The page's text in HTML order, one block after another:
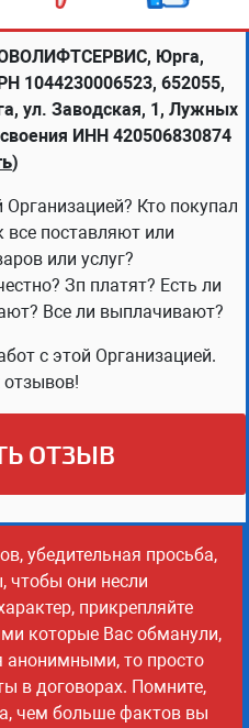
Юрга,
1044230006523, 652055,
ул. Заводская, 1, Лужных
ИНН 420506830874
)
Кто покупал
все поставляют или
или услуг?
Зп платят? Есть ли
Все ли выплачивают?
с этой Организацией.
ОТЗЫВ
убедительная просьба,
чтобы они несли
прикрепляйте
которые Вас обманули,
анонимными, то просто
в договорах. Помните,
чем больше фактов вы